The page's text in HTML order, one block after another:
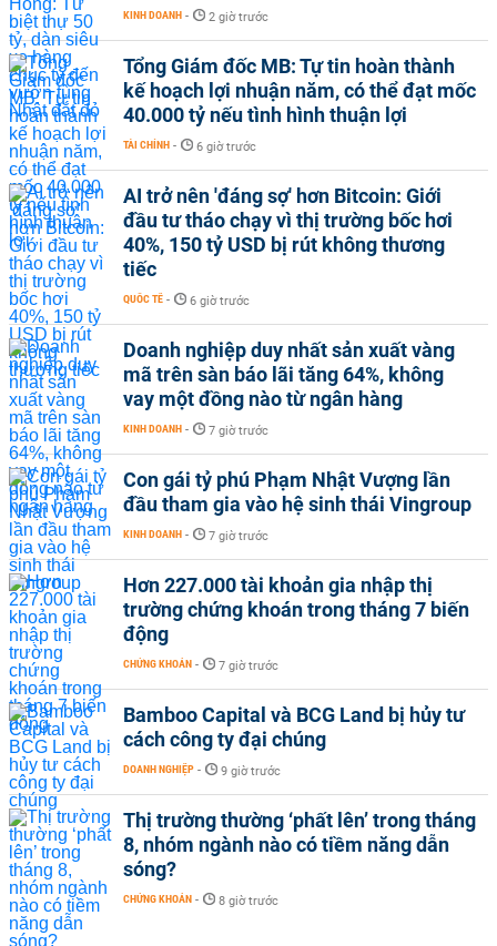
KINH DOANH - 2 giờ trước
Tổng Giám đốc MB: Tự tin hoàn thành
kế hoạch lợi nhuận năm, có thể đạt mốc
40.000 tỷ nếu tình hình thuận lợi
TÀI CHÍNH - 6 giờ trước
AI trở nên 'đáng sợ' hơn Bitcoin: Giới
đầu tư tháo chạy vì thị trường bốc hơi
40%, 150 tỷ USD bị rút không thương
tiếc
QUỐC TẾ - 6 giờ trước
Doanh nghiệp duy nhất sản xuất vàng
mã trên sàn báo lãi tăng 64%, không
vay một đồng nào từ ngân hàng
KINH DOANH - 7 giờ trước
Con gái tỷ phú Phạm Nhật Vượng lần
đầu tham gia vào hệ sinh thái Vingroup
KINH DOANH - 7 giờ trước
Hơn 227.000 tài khoản gia nhập thị
trường chứng khoán trong tháng 7 biến
động
CHỨNG KHOÁN - 7 giờ trước
Bamboo Capital và BCG Land bị hủy tư
cách công ty đại chúng
DOANH NGHIỆP - 9 giờ trước
Thị trường thường ‘phất lên’ trong tháng
8, nhóm ngành nào có tiềm năng dẫn
sóng?
CHỨNG KHOÁN - 8 giờ trước